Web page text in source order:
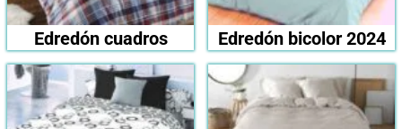
Edredón cuadros Edredón bicolor 2024